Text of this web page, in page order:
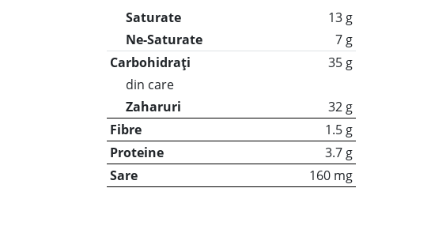
Saturate
13 g
Ne-Saturate
7 g
Carbohidrați
35 g
din care
Zaharuri
32 g
Fibre
1.5 g
Proteine
3.7 g
Sare
160 mg